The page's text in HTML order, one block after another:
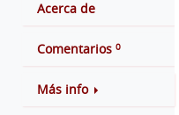
Acerca de
Comentarios 0
Más info